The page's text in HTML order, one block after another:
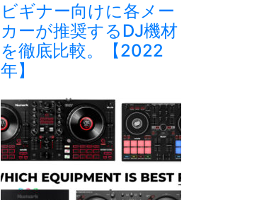
ビギナー向けに各メー
カーが推奨するDJ機材
を徹底比較。【2022
年】